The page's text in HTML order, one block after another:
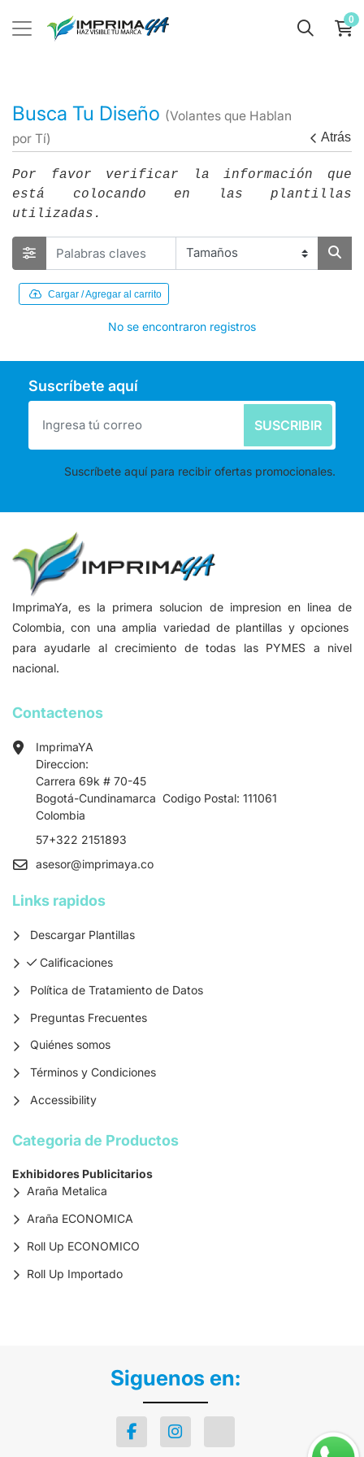
0
Busca Tu Diseño (Volantes que Hablan
por Tí)
Atrás
Por favor verificar la información que
está colocando en las plantillas
utilizadas.
Cargar / Agregar al carrito
No se encontraron registros
Suscríbete aquí
SUSCRIBIR
Suscríbete aquí para recibir ofertas promocionales.
ImprimaYa, es la primera solucion de impresion en linea de
Colombia, con una amplia variedad de plantillas y opciones
para ayudarle al crecimiento de todas las PYMES a nivel
nacional.
Contactenos
ImprimaYA
Direccion:
Carrera 69k # 70-45
Bogotá-Cundinamarca Codigo Postal: 111061
Colombia
57+322 2151893
asesor@imprimaya.co
Links rapidos
Descargar Plantillas
Calificaciones
Calificaciones
Política de Tratamiento de Datos
Preguntas Frecuentes
Quiénes somos
Términos y Condiciones
Accessibility
Categoria de Productos
Exhibidores Publicitarios
Araña Metalica
Araña ECONOMICA
Roll Up ECONOMICO
Roll Up Importado
Siguenos en: